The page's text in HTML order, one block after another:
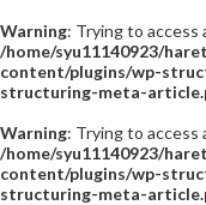
Warning: Trying to access
/home/syu11140923/
content/plugins/wp-
structuring-meta-
Warning: Trying to access
/home/syu11140923/
content/plugins/wp-
structuring-meta-